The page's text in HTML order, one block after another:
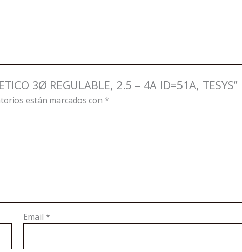
3Ø REGULABLE, 2.5 – 4A ID=51A, TESYS”
están marcados con *
Email *